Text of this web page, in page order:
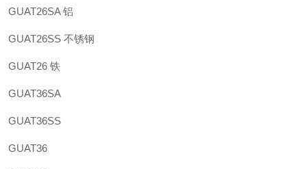
GUAT26SA 铝
GUAT26SS 不锈钢
GUAT26 铁
GUAT36SA
GUAT36SS
GUAT36